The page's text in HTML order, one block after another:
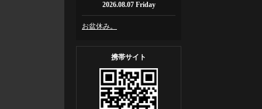
2026.08.07 Friday
お盆休み。
携帯サイト